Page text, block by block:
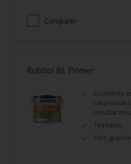
Comparer
Rubbol BL Primer
Excellente
l'aspect de
résultat
Teintable
Très